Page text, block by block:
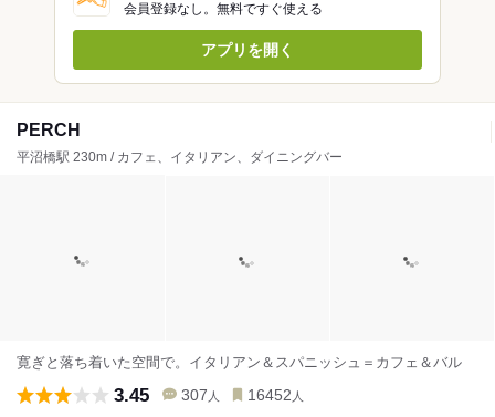
会員登録なし。無料ですぐ使える
アプリを開く
PERCH
平沼橋駅 230m / カフェ、イタリアン、ダイニングバー
寛ぎと落ち着いた空間で。イタリアン＆スパニッシュ＝カフェ＆バル
3.45 307 人 16452 人